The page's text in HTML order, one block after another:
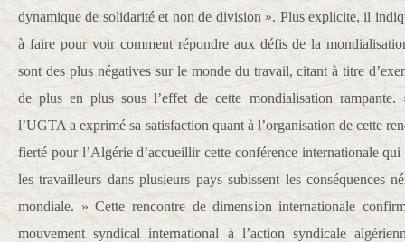
dynamique de solidarité et non de division ». Plus explicite, il
à faire pour voir comment répondre aux défis de la
sont des plus négatives sur le monde du travail, citant à titre
de plus en plus sous l’effet de cette mondialisation rampante.
l’UGTA a exprimé sa satisfaction quant à l’organisation de cette
fierté pour l’Algérie d’accueillir cette conférence internationale
les travailleurs dans plusieurs pays subissent les conséquences
mondiale. » Cette rencontre de dimension internationale
mouvement syndical international à l’action syndicale